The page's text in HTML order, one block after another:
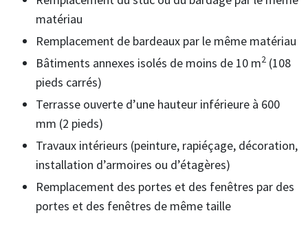
matériau
Remplacement de bardeaux par le même matériau
Bâtiments annexes isolés de moins de 10 m2 (108
pieds carrés)
Terrasse ouverte d’une hauteur inférieure à 600
mm (2 pieds)
Travaux intérieurs (peinture, rapiéçage, décoration,
installation d’armoires ou d’étagères)
Remplacement des portes et des fenêtres par des
portes et des fenêtres de même taille